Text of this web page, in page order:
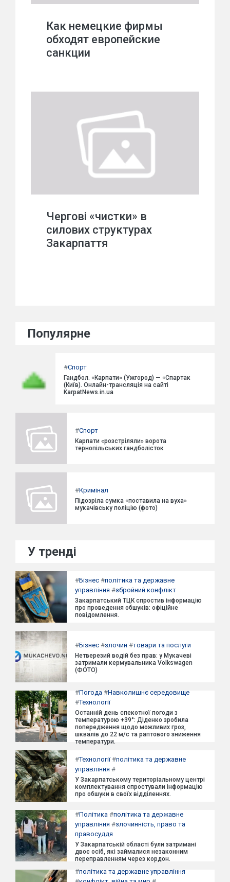
Как немецкие фирмы
обходят европейские
санкции
Чергові «чистки» в
силових структурах
Закарпаття
Популярне
#Спорт
Гандбол. «Карпати» (Ужгород) — «Спартак
(Київ). Онлайн-трансляція на сайті
KarpatNews.in.ua
#Спорт
Карпати «розстріляли» ворота
тернопільських гандболісток
#Кримінал
Підозріла сумка «поставила на вуха»
мукачівську поліцію (фото)
У тренді
#Бізнес #політика та державне
управління #збройний конфлікт
Закарпатський ТЦК спростив інформацію
про проведення обшуків: офіційне
повідомлення.
#Бізнес #злочин #товари та послуги
Нетверезий водій без прав: у Мукачеві
затримали кермувальника Volkswagen
(ФОТО)
#Погода #Навколишнє середовище
#Технології
Останній день спекотної погоди з
температурою +39°: Діденко зробила
попередження щодо можливих гроз,
шквалів до 22 м/с та раптового зниження
температури.
#Технології#політика та державне
управління #
У Закарпатському територіальному центрі
комплектування спростували інформацію
про обшуки в своїх відділеннях.
#Політика #політика та державне
управління #злочинність, право та
правосуддя
У Закарпатській області були затримані
двоє осіб, які займалися незаконним
переправленням через кордон.
#політика та державне управління